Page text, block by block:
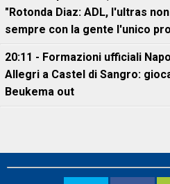
"Rotonda Diaz: ADL, l'ultras
sempre con la gente l'unico
20:11 - Formazioni ufficiali
Allegri a Castel di Sangro:
Beukema out